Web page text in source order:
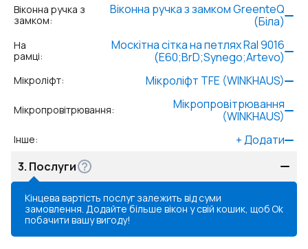
Віконна ручка з
замком:
Віконна ручка з замком GreenteQ
(Біла)
На
рамці:
Москітна сітка на петлях Ral 9016
(E60;BrD;Synego;Artevo)
Мікроліфт: Мікроліфт TFE (WINKHAUS)
Мікропровітрювання:
Мікропровітрювання
(WINKHAUS)
Інше: +Додати
3. Послуги
Кінцева вартість послуг залежить від суми
замовлення. Додайте більше вікон у свій кошик, щоб
побачити вашу вигоду!
Ok